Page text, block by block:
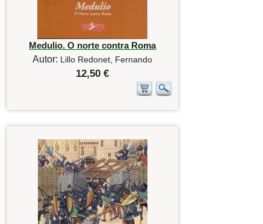
Medulio. O norte contra Roma
Autor: Lillo Redonet, Fernando
12,50 €